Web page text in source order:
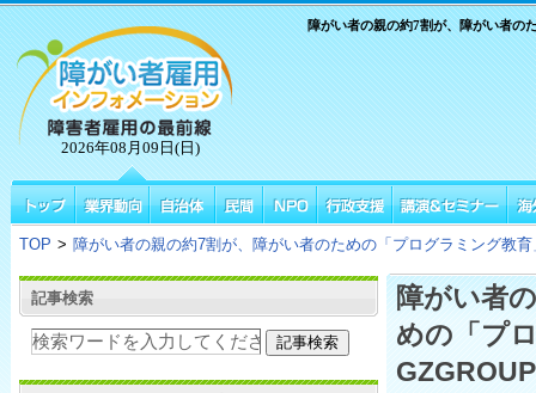
2026年08月09日(日)
障がい者の親の約7割が、障がい者の
TOP > 障がい者の親の約7割が、障がい者のための「プログラミング教
記事検索
障がい者
めの「プ